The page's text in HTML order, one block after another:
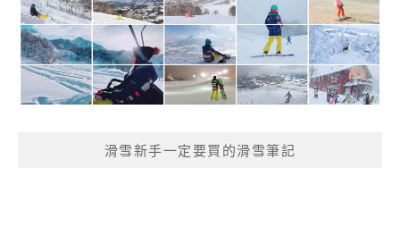
滑雪新手一定要買的滑雪筆記